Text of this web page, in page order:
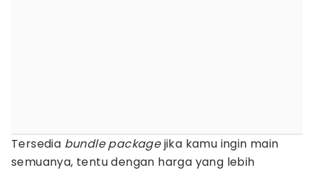
Tersedia bundle packagejika kamu ingin main
semuanya, tentu dengan harga yang lebih